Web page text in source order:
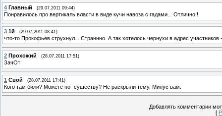
4 Главный (29.07.2011 09:44)
Понравилось про вертикаль власти в виде кучи навоза с гадами... Отлично!!
3 1й (29.07.2011 08:41)
что-то Прокофьев струхнул... Страннно. А так хотелось чернухи в адрес участников
2 Прохожий (28.07.2011 17:51)
ЗачОт
1 Свой (28.07.2011 17:41)
Кого там били? Можете по- существу? Не раскрыли тему. Минус вам.
Добавлять комментарии
[